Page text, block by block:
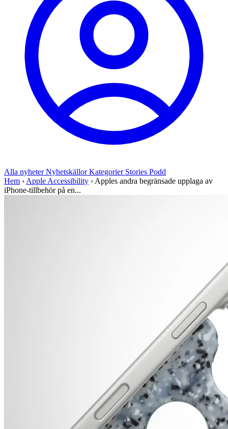
Alla nyheterNyhetskällorKategorier Stories Podd
Hem › Apple Accessibility › Apples andra begränsade upplaga av
iPhone-tillbehör på en...